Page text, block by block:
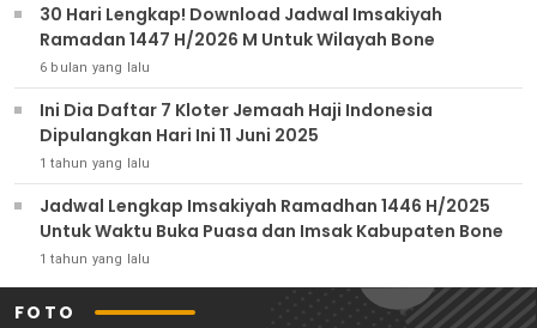
30 Hari Lengkap! Download Jadwal Imsakiyah
Ramadan 1447 H/2026 M Untuk Wilayah Bone
6 bulan yang lalu
Ini Dia Daftar 7 Kloter Jemaah Haji Indonesia
Dipulangkan Hari Ini 11 Juni 2025
1 tahun yang lalu
Jadwal Lengkap Imsakiyah Ramadhan 1446 H/2025
Untuk Waktu Buka Puasa dan Imsak Kabupaten Bone
1 tahun yang lalu
FOTO